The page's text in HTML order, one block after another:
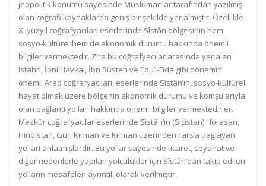
jeopolitik konumu sayesinde Müslümanlar tarafından yazılmış
olan coğrafi kaynaklarda geniş bir şekilde yer almıştır. Özellikle
X. yüzyıl coğrafyacıları eserlerinde Sîstân bölgesinin hem
sosyo-kültürel hem de ekonomik durumu hakkında önemli
bilgiler vermektedir. Zira bu coğrafyacılar arasında yer alan
Istahri, İbni Havkal, İbn Rüsteh ve Ebu’l-Fida gibi dönemin
önemli Arap coğrafyacıları, eserlerinde Sîstân’ın, sosyo-kültürel
hayat olmak üzere bölgenin ekonomik durumu ve komşularıyla
olan bağlantı yolları hakkında önemli bilgiler vermektedirler.
Mezkûr coğrafyacılar eserlerinde Sîstân’ın (Sicistan) Horasan,
Hindistan, Gur, Kirman ve Kirman üzerinden Fars’a bağlayan
yolları anlatmışlardır. Bu yollar sayesinde ticaret, seyahat ve
diğer nedenlerle yapılan yolculuklar için Sîstân’dan takip edilen
yolların mesafeleri ayrıntılı olarak verilmiştir.